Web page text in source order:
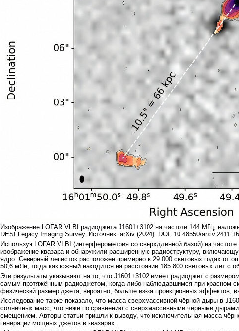
Изображение LOFAR VLBI радиоджета J1601+3102 на частоте 144 МГц,
DESI Legacy Imaging Survey. Источник: arXiv (2024). DOI: 10.48550/
Используя LOFAR VLBI (интерферометрия со сверхдлинной базой) на
изображение квазара и обнаружили расширенную радиоструктуру,
ядро. Северный лепесток расположен примерно в 29 000 световых годах от
50,6 мЯн, тогда как южный находится на расстоянии 185 800 световых лет с
Эти результаты указывают на то, что J1601+3102 имеет радиоджет с
самым протяжённым радиоджетом, когда-либо наблюдавшимся при красном
физический размер джета, вероятно, больше из-за проекционных эффектов,
Исследование также показало, что масса сверхмассивной чёрной дыры в
солнечных масс, что ниже по сравнению с сверхмассивными чёрными
смещением. Авторы статьи пришли к выводу, что исключительная масса
генерации мощных джетов в квазарах.